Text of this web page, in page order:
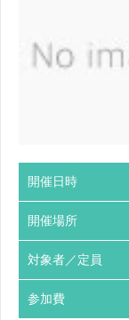
開催日時
開催場所
対象者／定員
参加費